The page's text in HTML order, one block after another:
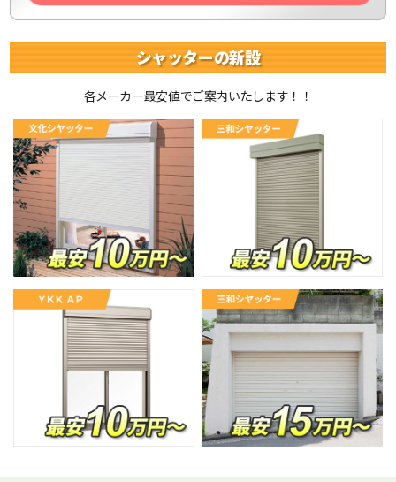
シャッターの新設
各メーカー最安値でご案内いたします！！